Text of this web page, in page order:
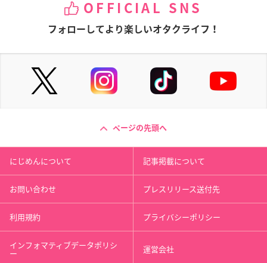
OFFICIAL SNS
フォローしてより楽しいオタクライフ！
ページの先頭へ
にじめんについて 記事掲載について
お問い合わせ プレスリリース送付先
利用規約 プライバシーポリシー
インフォマティブデータポリシ
ー 運営会社